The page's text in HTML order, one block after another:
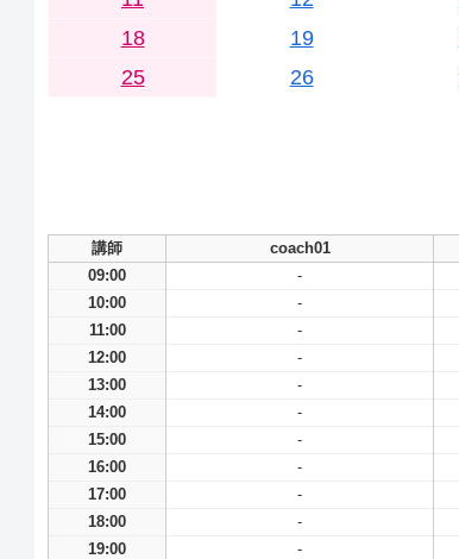
18
19
25
26
講師 coach01
09:00
-
10:00
-
11:00
-
12:00
-
13:00
-
14:00
-
15:00
-
16:00
-
17:00
-
18:00
-
19:00
-